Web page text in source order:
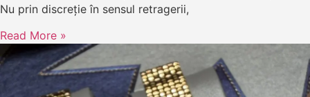
Nu prin discreție în sensul retragerii,
Read More »